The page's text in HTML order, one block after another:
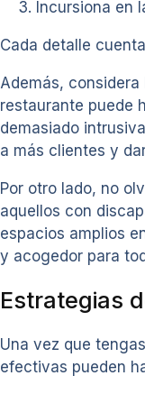
Incursiona en
Cada detalle
Además,
restaurante puede
demasiado
a más clientes y
Por otro lado, no
aquellos con
espacios amplios
y acogedor para
Estrategias
Una vez que
efectivas pueden